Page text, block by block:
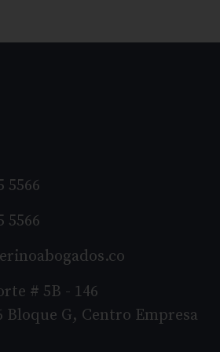
5566
5566
# 5B - 146
Bloque G, Centro Empresa